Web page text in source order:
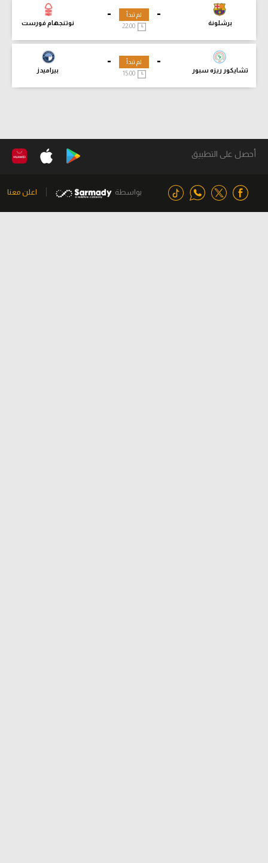
-
برشلونة
-
نوتنجهام فورست
لم تبدأ
-
تشايكور ريزه سبور
-
بيراميدز
لم تبدأ
15:00
أحصل على التطبيق
بواسطة اعلن معنا